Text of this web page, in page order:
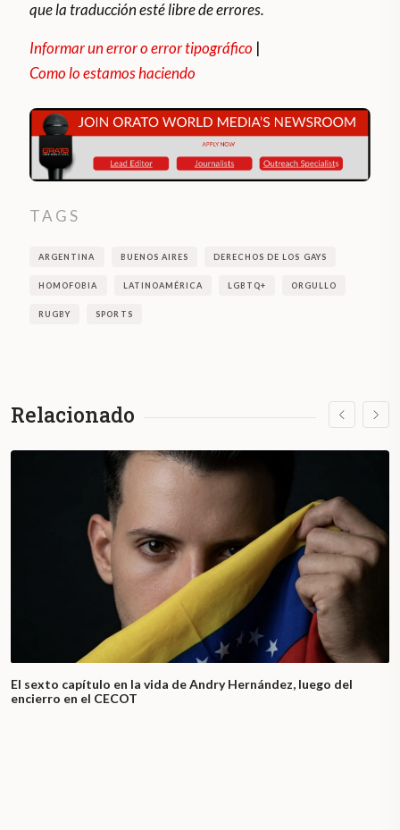
que la traducción esté libre de errores.
Informar un error o error tipográfico |
Como lo estamos haciendo
TAGS
ARGENTINA BUENOS AIRES DERECHOS DE LOS GAYS
HOMOFOBIA LATINOAMÉRICA LGBTQ+ ORGULLO
RUGBY SPORTS
Relacionado
El sexto capítulo en la vida de Andry Hernández, luego del
encierro en el CECOT